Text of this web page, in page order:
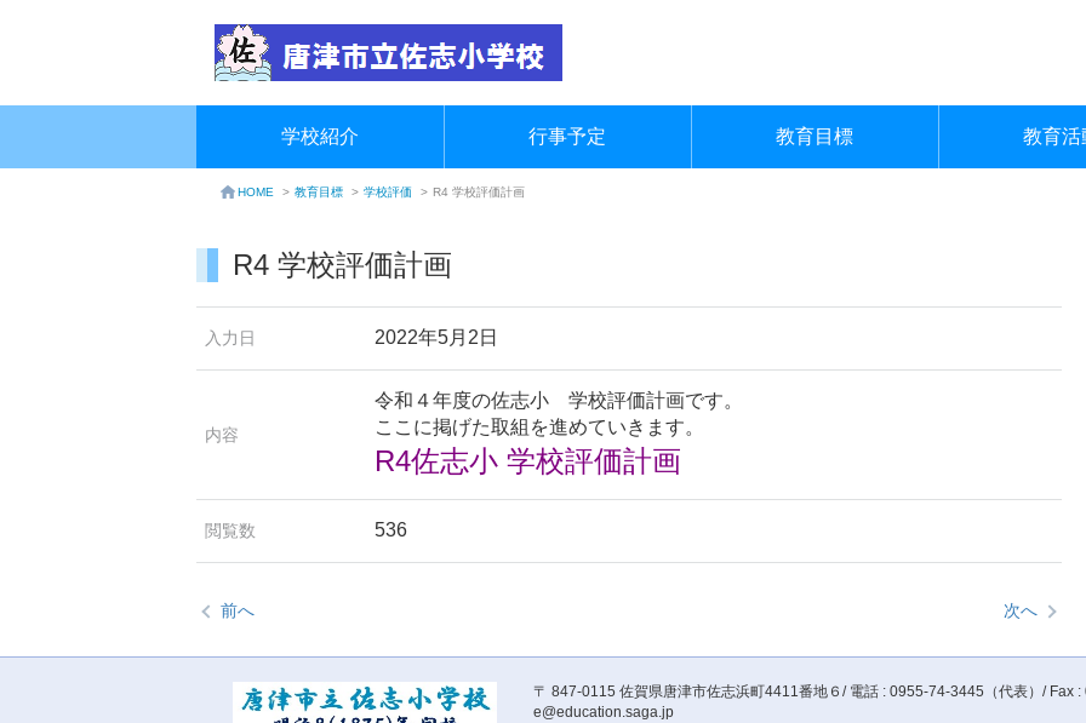
学校紹介 行事予定 教育目標 教育活
HOME > 教育目標 > 学校評価 > R4 学校評価計画
R4 学校評価計画
入力日 2022年5月2日
内容
令和４年度の佐志小 学校評価計画です。
ここに掲げた取組を進めていきます。
R4佐志小 学校評価計画
閲覧数 536
前へ 次へ
〒 847-0115 佐賀県唐津市佐志浜町4411番地６/ 電話 : 0955-74-3445（代表）/ Fax
e@education.saga.jp